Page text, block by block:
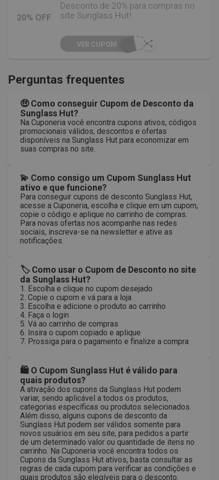
20% OFF
Desconto de 20% para compras no
site Sunglass Hut!
VER CUPOM
Perguntas frequentes
🤑 Como conseguir Cupom de Desconto da
Sunglass Hut?
Na Cuponeria você encontra cupons ativos, códigos
promocionais válidos, descontos e ofertas
disponíveis na Sunglass Hut para economizar em
suas compras no site.
💫 Como consigo um Cupom Sunglass Hut
ativo e que funcione?
Para conseguir cupons de desconto Sunglass Hut,
acesse a Cuponeria, escolha e clique em um cupom,
copie o código e aplique no carrinho de compras.
Para novas ofertas nos acompanhe nas redes
sociais, inscreva-se na newsletter e ative as
notificações.
🏷 Como usar o Cupom de Desconto no site
da Sunglass Hut?
1. Escolha e clique no cupom desejado
2. Copie o cupom e vá para a loja
3. Escolha e adicione o produto ao carrinho
4. Faça o login
5. Vá ao carrinho de compras
6. Insira o cupom copiado e aplique
7. Prossiga para o pagamento e finalize a compra
🛍 O Cupom Sunglass Hut é válido para
quais produtos?
A ativação dos cupons da Sunglass Hut podem
variar, sendo aplicável a todos os produtos,
categorias específicas ou produtos selecionados.
Além disso, alguns cupons de desconto da
Sunglass Hut podem ser válidos somente para
novos usuários em seu site, para pedidos a partir
de um determinado valor ou quantidade de itens no
carrinho. Na Cuponeria você encontra todos os
Cupons da Sunglass Hut ativos, basta consultar as
regras de cada cupom para verificar as condições e
quais produtos são elegíveis para o desconto.